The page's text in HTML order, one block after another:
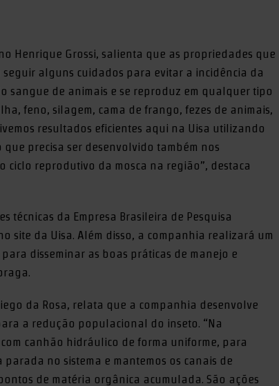
Henrique Grossi, salienta que as propriedades que
alguns cuidados para evitar a incidência da
sangue de animais e se reproduz em qualquer tipo
feno, silagem, cama de frango, fezes de animais,
resultados eficientes aqui na Uisa utilizando
precisa ser desenvolvido também nos
reprodutivo da mosca na região”, destaca
técnicas da Empresa Brasileira de Pesquisa
site da Uisa. Além disso, a companhia realizará um
disseminar as boas práticas de manejo e
da Rosa, relata que a companhia desenvolve
a redução populacional do inseto. “Na
canhão hidráulico de forma uniforme, para
no sistema e mantemos os canais de
de matéria orgânica acumulada. São ações